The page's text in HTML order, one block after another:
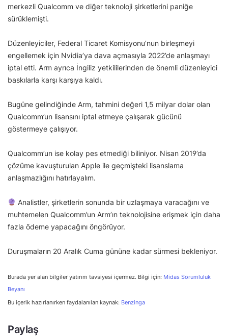
merkezli Qualcomm ve diğer teknoloji şirketlerini paniğe
sürüklemişti.
Düzenleyiciler, Federal Ticaret Komisyonu’nun birleşmeyi
engellemek için Nvidia’ya dava açmasıyla 2022’de anlaşmayı
iptal etti. Arm ayrıca İngiliz yetkililerinden de önemli düzenleyici
baskılarla karşı karşıya kaldı.
Bugüne gelindiğinde Arm, tahmini değeri 1,5 milyar dolar olan
Qualcomm’un lisansını iptal etmeye çalışarak gücünü
göstermeye çalışıyor.
Qualcomm’un ise kolay pes etmediği biliniyor. Nisan 2019’da
çözüme kavuşturulan Apple ile geçmişteki lisanslama
anlaşmazlığını hatırlayalım.
Analistler, şirketlerin sonunda bir uzlaşmaya varacağını ve
muhtemelen Qualcomm’un Arm’ın teknolojisine erişmek için daha
fazla ödeme yapacağını öngörüyor.
Duruşmaların 20 Aralık Cuma gününe kadar sürmesi bekleniyor.
Burada yer alan bilgiler yatırım tavsiyesi içermez. Bilgi için: Midas Sorumluluk
Beyanı
Bu içerik hazırlanırken faydalanılan kaynak: Benzinga
Paylaş